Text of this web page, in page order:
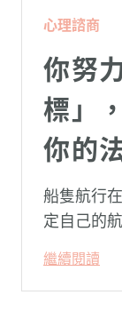
心理諮商
你努
標」
你的
船隻航行
定自己的
繼續閱讀